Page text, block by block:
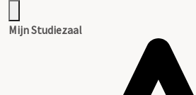
Mijn Studiezaal